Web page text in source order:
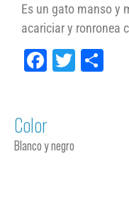
Es un gato manso y
acariciar y ronronea
Facebook
Twitter
Color
Blanco y negro